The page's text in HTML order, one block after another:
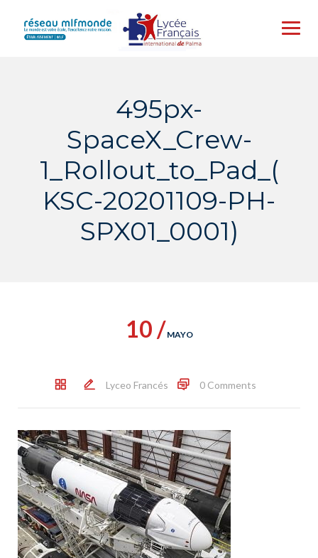
content
495px-
SpaceX_Crew-
1_Rollout_to_Pad_(
KSC-20201109-PH-
SPX01_0001)
10 / MAYO
Lyceo Francés 0 Comments